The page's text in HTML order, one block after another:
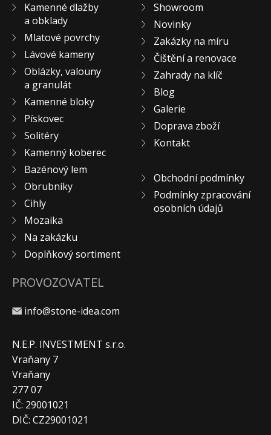
Kamenné dlažby
a obklady
Mlatové povrchy
Lávové kameny
Oblázky, valouny
a granulát
Kamenné bloky
Pískovec
Solitéry
Kamenný koberec
Bazénový lem
Obrubníky
Cihly
Mozaika
Na zakázku
Doplňkový sortiment
Showroom
Novinky
Zakázky na míru
Čištění a renovace
Zahrady na klíč
Blog
Galerie
Doprava zboží
Kontakt
Obchodní podmínky
Podmínky zpracování
osobních údajů
PROVOZOVATEL
info@stone-idea.com
N.E.P. INVESTMENT s.r.o.
Vraňany 7
Vraňany
277 07
IČ: 29001021
DIČ: CZ29001021